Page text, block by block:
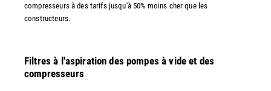
compresseurs à des tarifs jusqu'à 50% moins cher que les
constructeurs.
Filtres à l'aspiration des pompes à vide et des
compresseurs